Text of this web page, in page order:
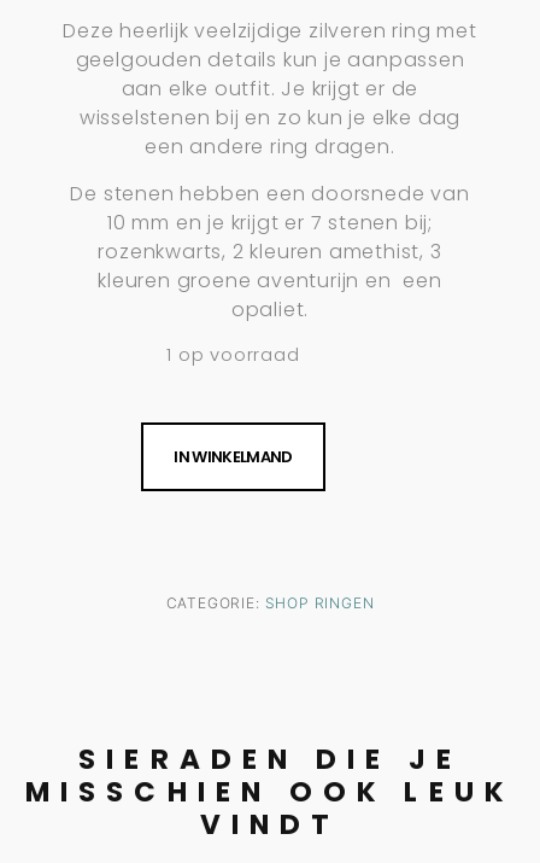
Deze heerlijk veelzijdige zilveren ring met
geelgouden details kun je aanpassen
aan elke outfit. Je krijgt er de
wisselstenen bij en zo kun je elke dag
een andere ring dragen.
De stenen hebben een doorsnede van
10 mm en je krijgt er 7 stenen bij;
rozenkwarts, 2 kleuren amethist, 3
kleuren groene aventurijn en een
opaliet.
1 op voorraad
IN WINKELMAND
CATEGORIE: SHOP RINGEN
SIERADEN DIE JE
MISSCHIEN OOK LEUK
VINDT